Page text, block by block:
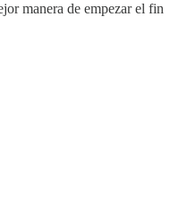
manera de empezar el fin